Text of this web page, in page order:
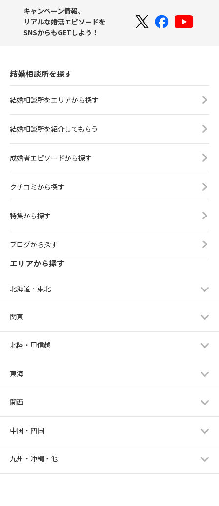
キャンペーン情報、
リアルな婚活エピソードを
SNSからもGETしよう！
結婚相談所を探す
結婚相談所をエリアから探す
結婚相談所を紹介してもらう
成婚者エピソードから探す
クチコミから探す
特集から探す
ブログから探す
エリアから探す
北海道・東北
関東
北陸・甲信越
東海
関西
中国・四国
九州・沖縄・他